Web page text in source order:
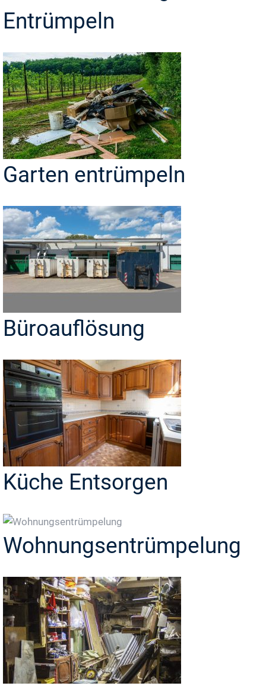
Entrümpeln
Garten entrümpeln
Büroauflösung
Küche Entsorgen
Wohnungsentrümpelung